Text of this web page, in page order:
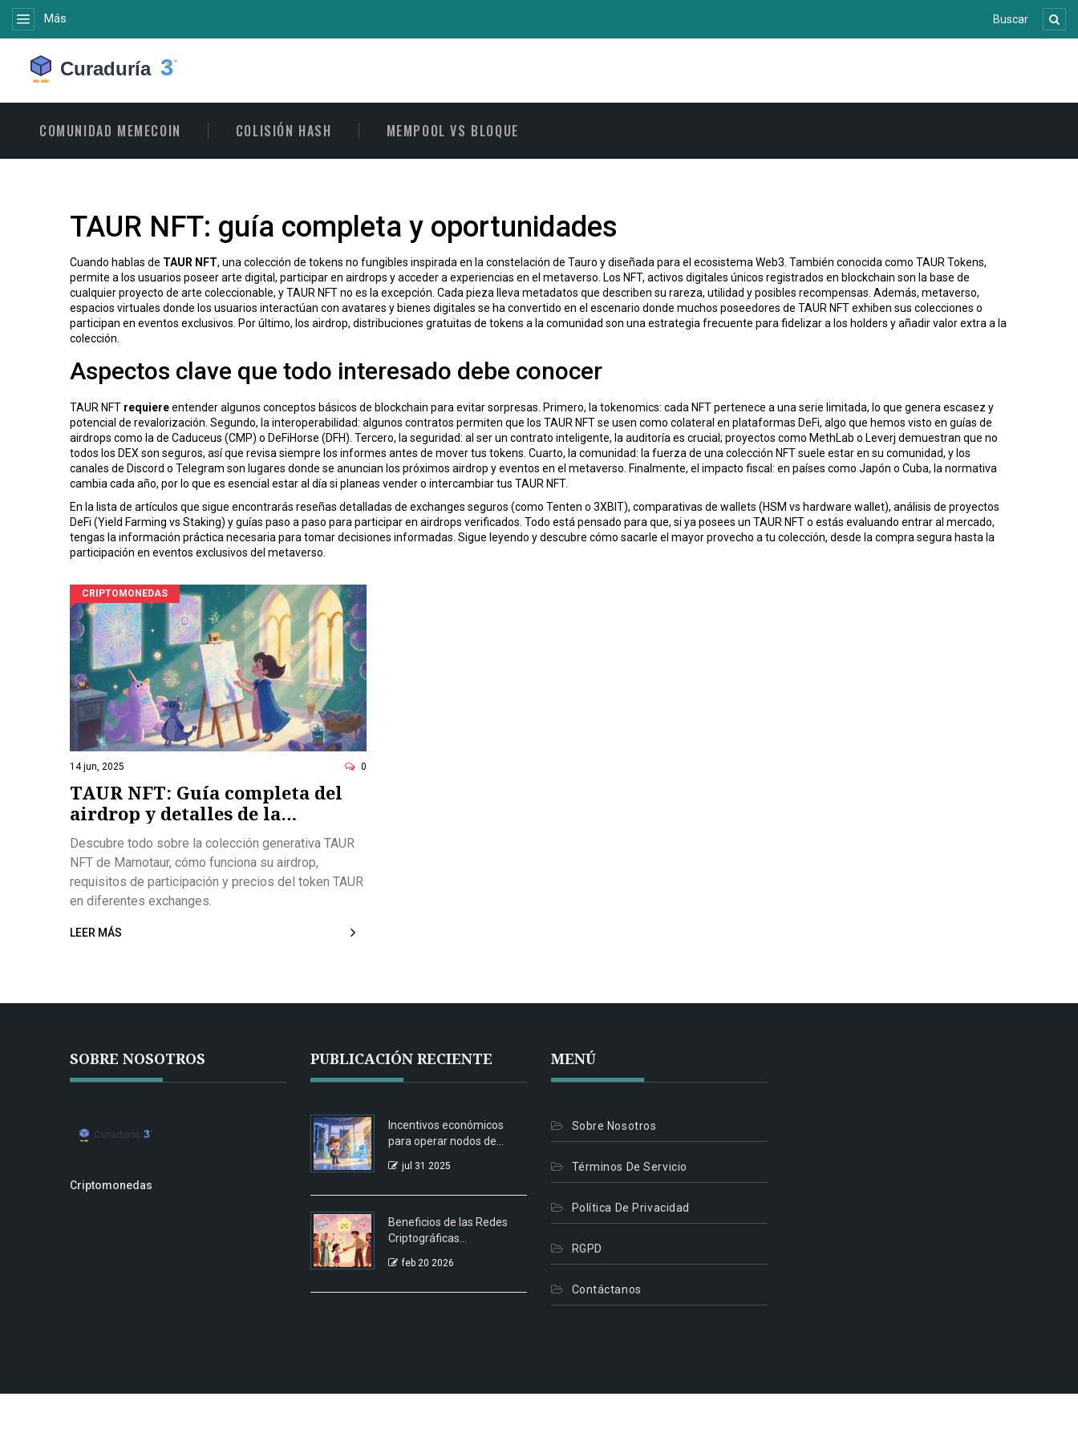
Más
COMUNIDAD MEMECOIN COLISIÓN HASH MEMPOOL VS BLOQUE
TAUR NFT: guía completa y oportunidades
Cuando hablas de TAUR NFT, una colección de tokens no fungibles inspirada en la constelación de Tauro y diseñada para el ecosistema Web3 . También conocida como TAUR Tokens,
permite a los usuarios poseer arte digital, participar en airdrops y acceder a experiencias en el metaverso. Los NFT, activos digitales únicos registrados en blockchain son la base de
cualquier proyecto de arte coleccionable, y TAUR NFT no es la excepción. Cada pieza lleva metadatos que describen su rareza, utilidad y posibles recompensas. Además, metaverso,
espacios virtuales donde los usuarios interactúan con avatares y bienes digitales se ha convertido en el escenario donde muchos poseedores de TAUR NFT exhiben sus colecciones o
participan en eventos exclusivos. Por último, los airdrop, distribuciones gratuitas de tokens a la comunidad son una estrategia frecuente para fidelizar a los holders y añadir valor extra a la
colección.
Aspectos clave que todo interesado debe conocer
TAUR NFT requiereentender algunos conceptos básicos de blockchain para evitar sorpresas. Primero, la tokenomics: cada NFT pertenece a una serie limitada, lo que genera escasez y
potencial de revalorización. Segundo, la interoperabilidad: algunos contratos permiten que los TAUR NFT se usen como colateral en plataformas DeFi, algo que hemos visto en guías de
airdrops como la de Caduceus (CMP) o DeFiHorse (DFH). Tercero, la seguridad: al ser un contrato inteligente, la auditoría es crucial; proyectos como MethLab o Leverj demuestran que no
todos los DEX son seguros, así que revisa siempre los informes antes de mover tus tokens. Cuarto, la comunidad: la fuerza de una colección NFT suele estar en su comunidad, y los
canales de Discord o Telegram son lugares donde se anuncian los próximos airdrop y eventos en el metaverso . Finalmente, el impacto fiscal: en países como Japón o Cuba, la normativa
cambia cada año, por lo que es esencial estar al día si planeas vender o intercambiar tus TAUR NFT.
En la lista de artículos que sigue encontrarás reseñas detalladas de exchanges seguros (como Tenten o 3XBIT), comparativas de wallets (HSM vs hardware wallet), análisis de proyectos
DeFi (Yield Farming vs Staking) y guías paso a paso para participar en airdrops verificados. Todo está pensado para que, si ya posees un TAUR NFT o estás evaluando entrar al mercado,
tengas la información práctica necesaria para tomar decisiones informadas. Sigue leyendo y descubre cómo sacarle el mayor provecho a tu colección, desde la compra segura hasta la
participación en eventos exclusivos del metaverso.
CRIPTOMONEDAS
14 jun, 2025 0
TAUR NFT: Guía completa del
airdrop y detalles de la
colección generativa de
Marnotaur
Descubre todo sobre la colección generativa TAUR
NFT de Marnotaur, cómo funciona su airdrop,
requisitos de participación y precios del token TAUR
en diferentes exchanges.
LEER MÁS
SOBRE NOSOTROS
Criptomonedas
PUBLICACIÓN RECIENTE
Incentivos económicos
para operar nodos de
jul 31 2025
Beneficios de las Redes
Criptográficas
feb 20 2026
MENÚ
Sobre Nosotros
Términos De Servicio
Política De Privacidad
RGPD
Contáctanos